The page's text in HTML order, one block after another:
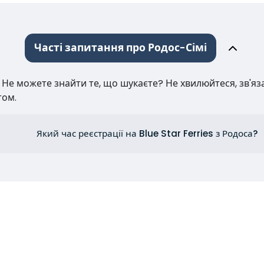
Часті запитання про Родос-Сімі
можете знайти те, що шукаєте? Не хвилюйтеся,
Який час реєстрації на Blue Star Ferries з Родоса?